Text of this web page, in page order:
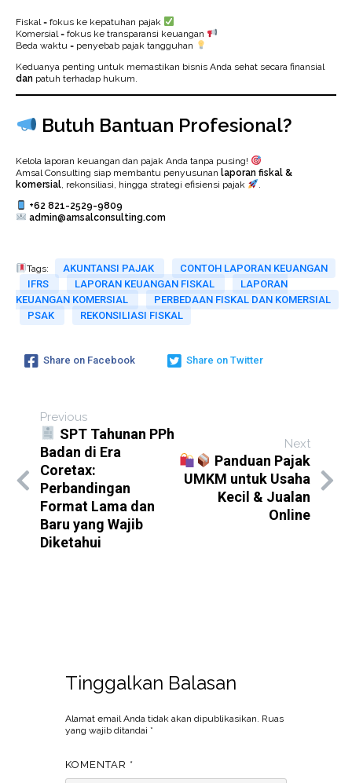
Fiskal = fokus ke kepatuhan pajak
Komersial = fokus ke transparansi keuangan
Beda waktu = penyebab pajak tangguhan
Keduanya penting untuk memastikan bisnis Anda sehat secara finansial
dan patuh terhadap hukum.
Butuh Bantuan Profesional?
Kelola laporan keuangan dan pajak Anda tanpa pusing!
Amsal Consulting siap membantu penyusunan laporan fiskal &
komersial , rekonsiliasi, hingga strategi efisiensi pajak
+62 821-2529-9809
admin@amsalconsulting.com
Tags: AKUNTANSI PAJAK
CONTOH LAPORAN KEUANGAN
IFRS
LAPORAN KEUANGAN FISKAL
LAPORAN
KEUANGAN KOMERSIAL
PERBEDAAN FISKAL DAN KOMERSIAL
PSAK
REKONSILIASI FISKAL
Share on Facebook Share on Twitter
Previous
SPT Tahunan PPh
Badan di Era
Coretax:
Perbandingan
Format Lama dan
Baru yang Wajib
Diketahui
Next
Panduan Pajak
UMKM untuk Usaha
Kecil & Jualan
Online
Tinggalkan Balasan
Alamat email Anda tidak akan dipublikasikan. Ruas
yang wajib ditandai *
KOMENTAR *